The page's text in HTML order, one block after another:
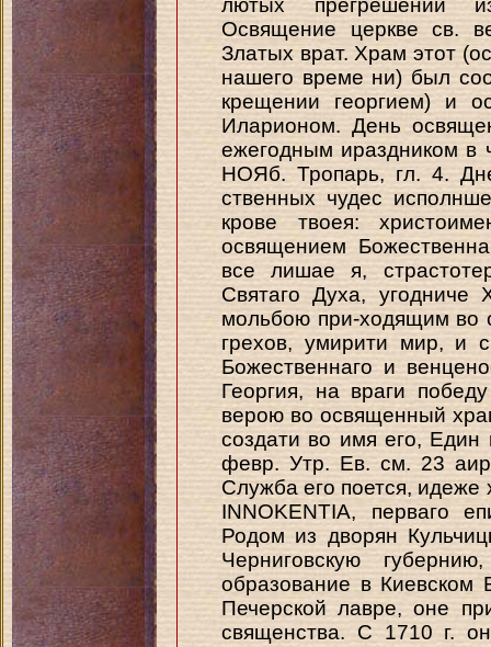
лютых прегрешений
Освящение церкве св.
Златых врат. Храм этот
нашего време ни) был
крещении георгием) и
Иларионом. День
ежегодным ираздником в
НОЯб. Тропарь, гл. 4.
ственных чудес
крове твоея:
освящением
все лишае я,
Святаго Духа,
мольбою при-ходящим во
грехов, умирити мир, и
Божественнаго и
Георгия, на враги
верою во освященный
создати во имя его,
февр. Утр. Ев. см. 23
Служба его поется, идеже
INNOKENTIA, перваго
Родом из дворян
Черниговскую
образование в
Печерской лавре, оне
священства. С 1710 г.